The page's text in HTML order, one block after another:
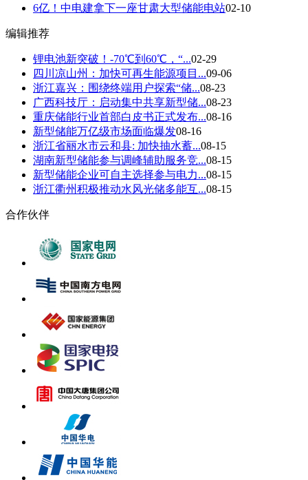
6亿！中电建拿下一座甘肃大型储能电站02-10
编辑推荐
锂电池新突破！-70℃到60℃，“...02-29
四川凉山州：加快可再生能源项目...09-06
浙江嘉兴：围绕终端用户探索“储...08-23
广西科技厅：启动集中共享新型储...08-23
重庆储能行业首部白皮书正式发布...08-16
新型储能万亿级市场面临爆发08-16
浙江省丽水市云和县: 加快抽水蓄...08-15
湖南新型储能参与调峰辅助服务竞...08-15
新型储能企业可自主选择参与电力...08-15
浙江衢州积极推动水风光储多能互...08-15
合作伙伴